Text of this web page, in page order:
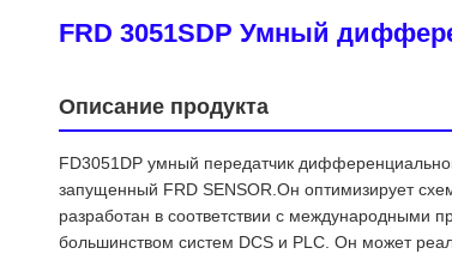
FRD 3051SDP Умный
Описание продукта
FD3051DP умный передатчик
запущенный FRD SENSOR.Он оптимизирует
разработан в соответствии с
большинством систем DCS и PLC. Он может